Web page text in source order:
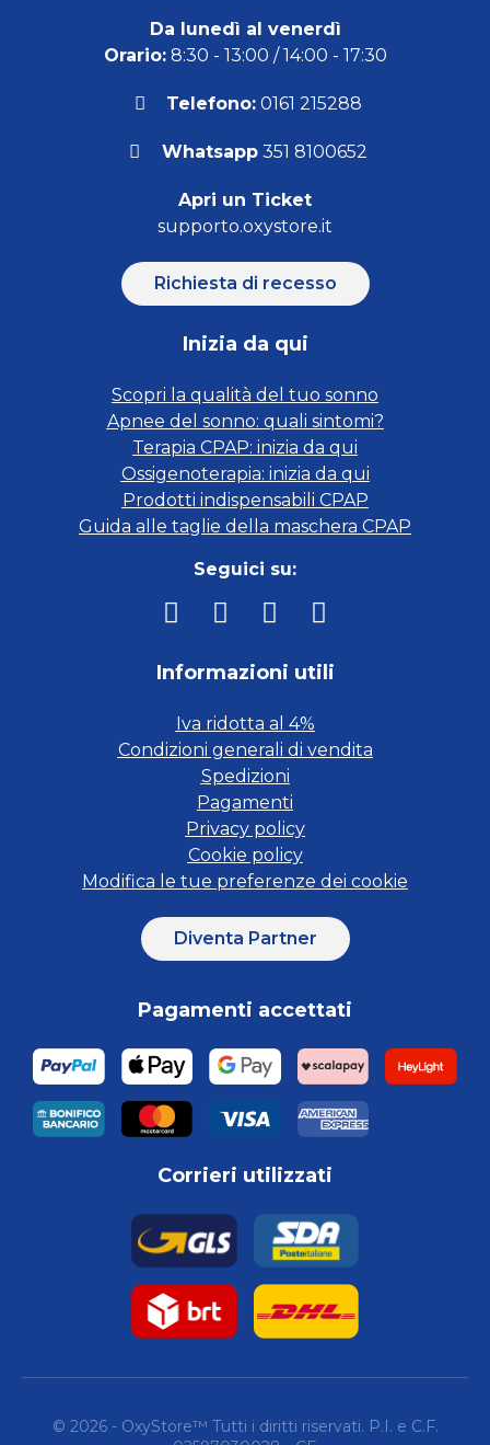
Da lunedì al venerdì
Orario:8:30 - 13:00 / 14:00 - 17:30
Telefono: 0161 215288
Whatsapp351 8100652
Apri un Ticket
supporto.oxystore.it
Richiesta di recesso
Inizia da qui
Scopri la qualità del tuo sonno
Apnee del sonno: quali sintomi?
Terapia CPAP: inizia da qui
Ossigenoterapia: inizia da qui
Prodotti indispensabili CPAP
Guida alle taglie della maschera CPAP
Seguici su:
Informazioni utili
Iva ridotta al 4%
Condizioni generali di vendita
Spedizioni
Pagamenti
Privacy policy
Cookie policy
Modifica le tue preferenze dei cookie
Diventa Partner
Pagamenti accettati
Corrieri utilizzati
© 2026 - OxyStore™ Tutti i diritti riservati. P.I. e C.F.